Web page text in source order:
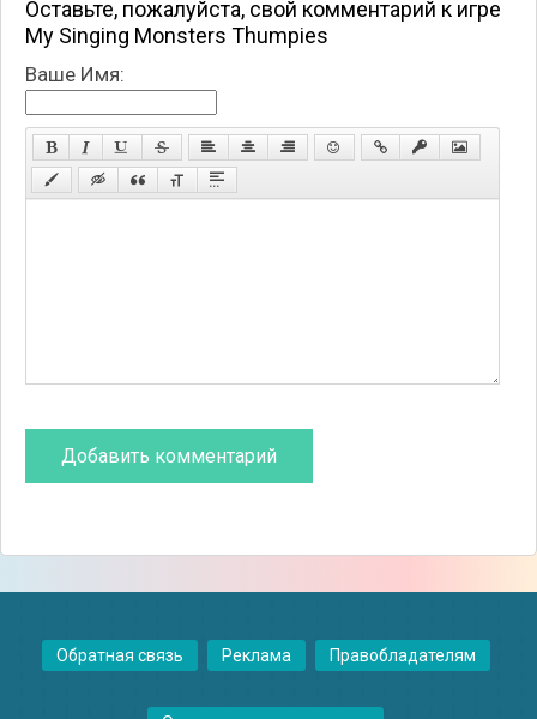
Оставьте, пожалуйста, свой комментарий к игре
My Singing Monsters Thumpies
Ваше Имя:
Обратная связь Реклама Правобладателям